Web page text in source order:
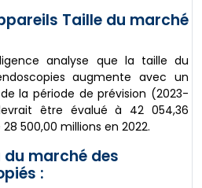
Taille du marché
analyse que la taille du
augmente avec un
la période de prévision (2023-
être évalué à 42 054,36
500,00 millions en 2022.
du marché des
: